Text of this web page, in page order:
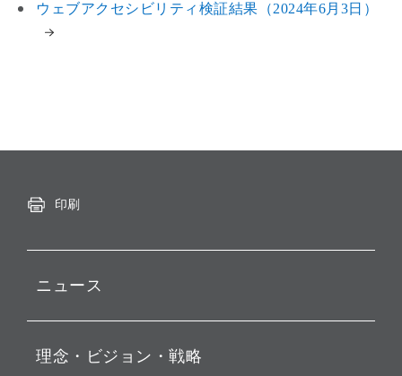
ウェブアクセシビリティ検証結果（2024年6月3日）
印刷
ニュース
お知らせ
理念・ビジョン・戦略